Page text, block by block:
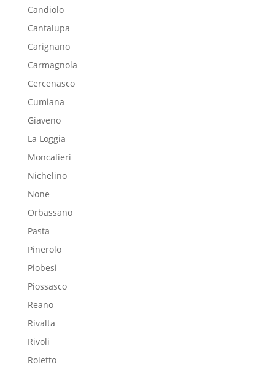
Candiolo
Cantalupa
Carignano
Carmagnola
Cercenasco
Cumiana
Giaveno
La Loggia
Moncalieri
Nichelino
None
Orbassano
Pasta
Pinerolo
Piobesi
Piossasco
Reano
Rivalta
Rivoli
Roletto